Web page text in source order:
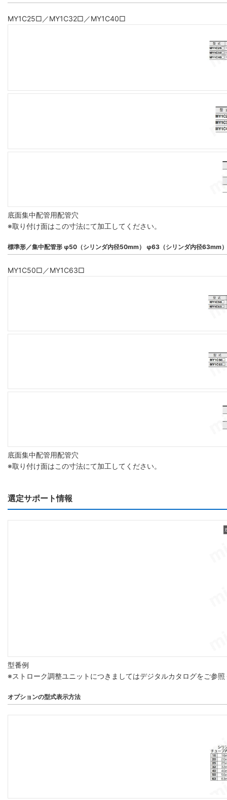
MY1C25□／MY1C32□／MY1C40□
底面集中配管用配管穴
※取り付け面はこの寸法にて加工してください。
標準形／集中配管形 φ50（シリンダ内径50mm） φ63（シリンダ内径63mm）
MY1C50□／MY1C63□
底面集中配管用配管穴
※取り付け面はこの寸法にて加工してください。
選定サポート情報
型番例
※ストローク調整ユニットにつきましてはデジタルカタログをご参照
オプションの型式表示方法